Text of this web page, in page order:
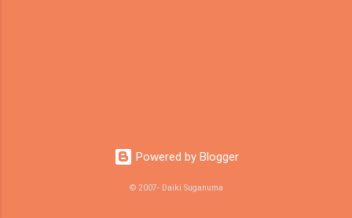
Powered by Blogger
© 2007- Daiki Suganuma